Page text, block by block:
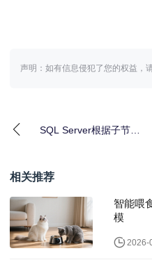
声明：如有信息侵犯了您的权益，
SQL Server根据子节点
相关推荐
智能喂
模
2026-